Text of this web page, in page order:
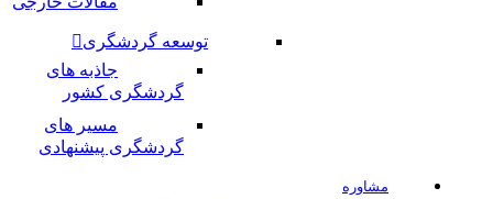
توسعه گردشگری
جاذبه های
مسیر های
گردشگری پیشنهادی